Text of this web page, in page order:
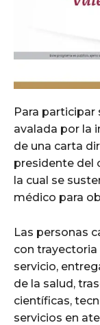
Para participar
avalada por la
de una carta
presidente del
la cual se
médico para
Las personas
con
servicio,
de la salud,
científicas,
servicios en